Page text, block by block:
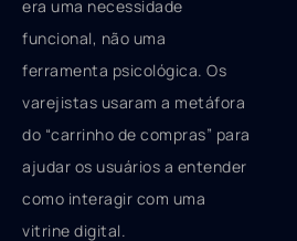
era uma necessidade
funcional, não uma
ferramenta psicológica. Os
varejistas usaram a metáfora
do “carrinho de compras” para
ajudar os usuários a entender
como interagir com uma
vitrine digital.